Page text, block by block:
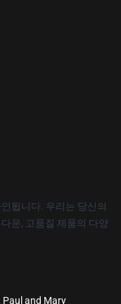
됩니다. 우리는 당신의
운, 고품질 제품의 다양
Paul and Mary